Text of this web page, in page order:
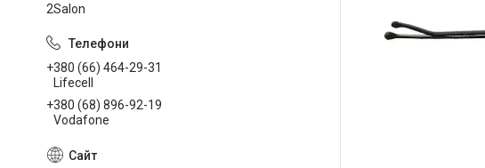
2Salon
+380 (66) 464-29-31
Lifecell
+380 (68) 896-92-19
Vodafone